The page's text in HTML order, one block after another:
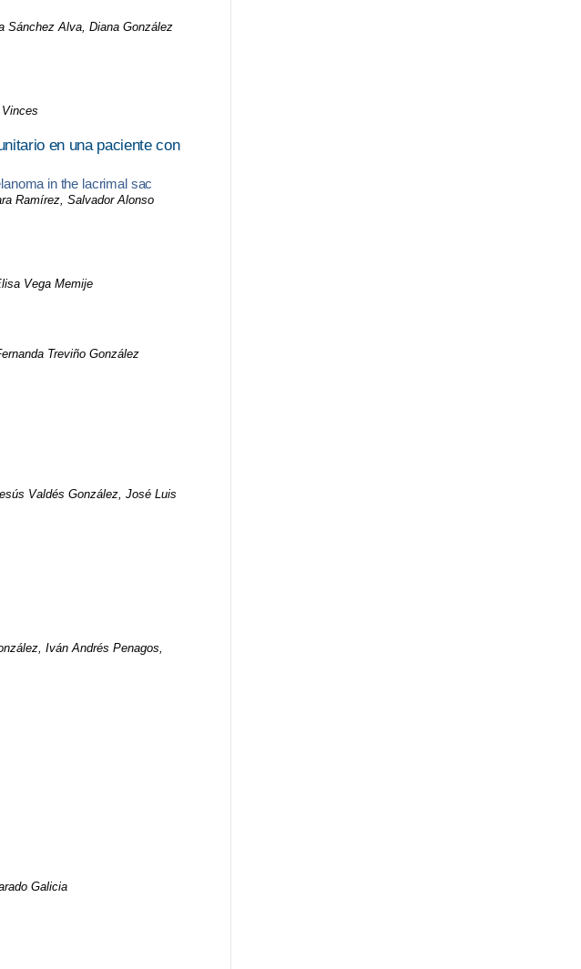
Sánchez Alva, Diana González
en una paciente con
in the lacrimal sac
Ramírez, Salvador Alonso
Vega Memije
Treviño González
Valdés González, José Luis
Iván Andrés Penagos,
Galicia